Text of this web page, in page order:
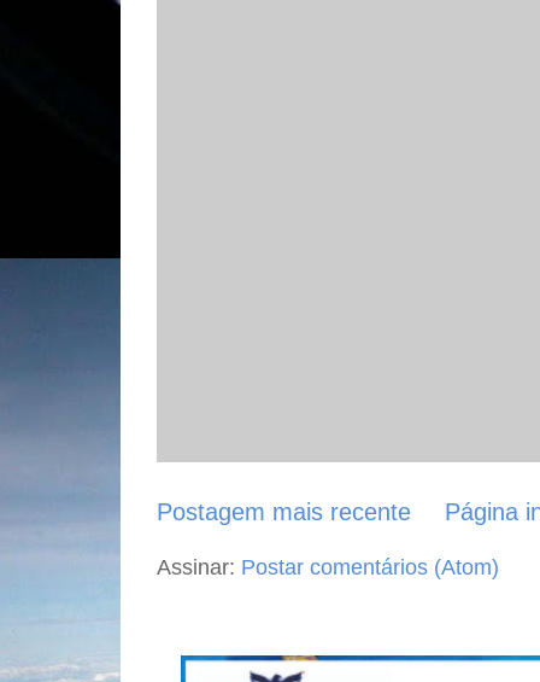
Postagem mais recente Página
Assinar: Postar comentários (Atom)